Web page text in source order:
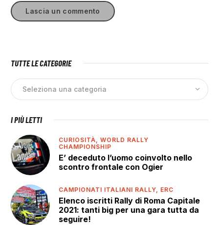
TUTTE LE CATEGORIE
I PIÙ LETTI
CURIOSITÀ,WORLD RALLY
CHAMPIONSHIP
E’ deceduto l’uomo coinvolto nello
scontro frontale con Ogier
CAMPIONATI ITALIANI RALLY, ERC
Elenco iscritti Rally di Roma Capitale
2021: tanti big per una gara tutta da
seguire!